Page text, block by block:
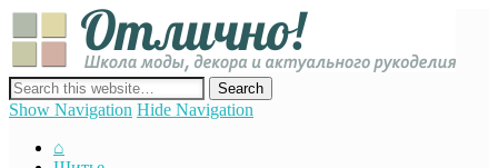
сайт о декоре, дизайне и моде, вязании, шитье и других видах
рукоделия
Show Navigation Hide Navigation
⌂